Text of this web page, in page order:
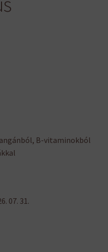
B-vitaminokból
07. 31.